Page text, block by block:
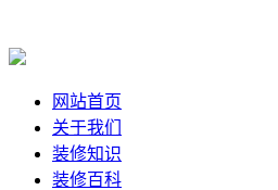
网站首页
关于我们
装修知识
装修百科